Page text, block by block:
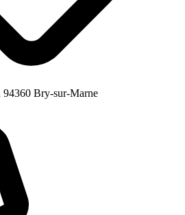
Bry-sur-Marne